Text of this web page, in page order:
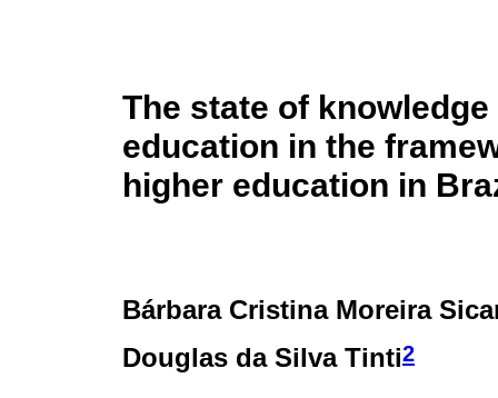
The state of
education in the
higher education in
Bárbara Cristina Moreira
Douglas da Silva Tinti2